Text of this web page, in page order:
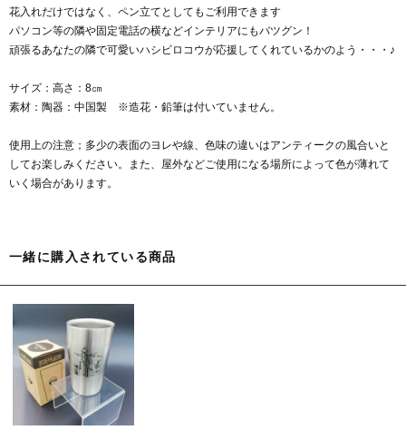
花入れだけではなく、ペン立てとしてもご利用できます
パソコン等の隣や固定電話の横などインテリアにもバツグン！
頑張るあなたの隣で可愛いハシビロコウが応援してくれているかのよう・・・♪
サイズ：高さ：8㎝
素材：陶器：中国製 ※造花・鉛筆は付いていません。
使用上の注意；多少の表面のヨレや線、色味の違いはアンティークの風合いと
してお楽しみください。また、屋外などご使用になる場所によって色が薄れて
いく場合があります。
一緒に購入されている商品